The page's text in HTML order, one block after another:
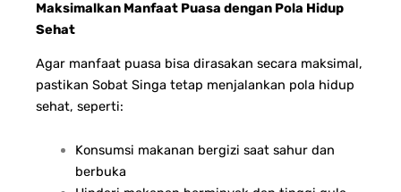
Maksimalkan Manfaat Puasa dengan Pola Hidup
Sehat
Agar manfaat puasa bisa dirasakan secara maksimal,
pastikan Sobat Singa tetap menjalankan pola hidup
sehat, seperti:
Konsumsi makanan bergizi saat sahur dan
berbuka